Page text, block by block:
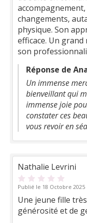
changements,
physique. Son
efficace. Un
son
Réponse de
Un immense
bienveillant qui
immense joie
constater ces
vous revoir en
Nathalie Levrini
Publié le 18 Octobre 2025
Une jeune fille
générosité et de